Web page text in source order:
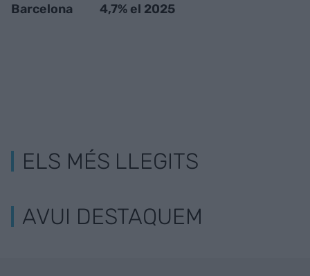
Barcelona
4,7% el 2025
ELS MÉS LLEGITS
AVUI DESTAQUEM